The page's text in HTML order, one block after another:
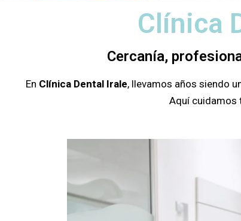
Clínica
Cercanía,
En Clínica Dental Irale, llevamos años siendo
Aquí cuidamos